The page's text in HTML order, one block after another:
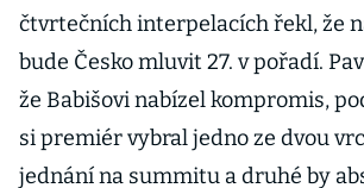
čtvrtečních interpelacích řekl, že
bude Česko mluvit 27. v pořadí.
že Babišovi nabízel kompromis,
si premiér vybral jedno ze dvou
jednání na summitu a druhé by